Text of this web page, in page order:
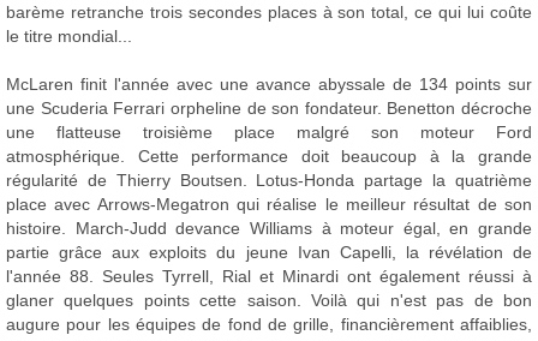
barème retranche trois secondes places à son total, ce qui lui coûte
le titre mondial...
McLaren finit l'année avec une avance abyssale de 134 points sur
une Scuderia Ferrari orpheline de son fondateur. Benetton décroche
une flatteuse troisième place malgré son moteur Ford
atmosphérique. Cette performance doit beaucoup à la grande
régularité de Thierry Boutsen. Lotus-Honda partage la quatrième
place avec Arrows-Megatron qui réalise le meilleur résultat de son
histoire. March-Judd devance Williams à moteur égal, en grande
partie grâce aux exploits du jeune Ivan Capelli, la révélation de
l'année 88. Seules Tyrrell, Rial et Minardi ont également réussi à
glaner quelques points cette saison. Voilà qui n'est pas de bon
augure pour les équipes de fond de grille, financièrement affaiblies,